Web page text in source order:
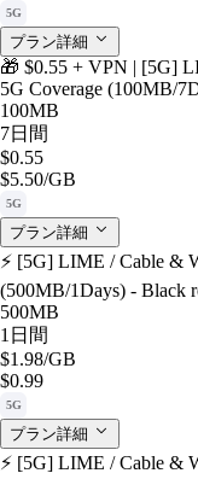
5G
プラン詳細
🎁 $0.55 + VPN | [5G]
5G Coverage (100MB/
100MB
7日間
$0.55
$5.50/GB
5G
プラン詳細
⚡️ [5G] LIME / Cable &
(500MB/1Days) - Black
500MB
1日間
$1.98/GB
$0.99
5G
プラン詳細
⚡️ [5G] LIME / Cable &